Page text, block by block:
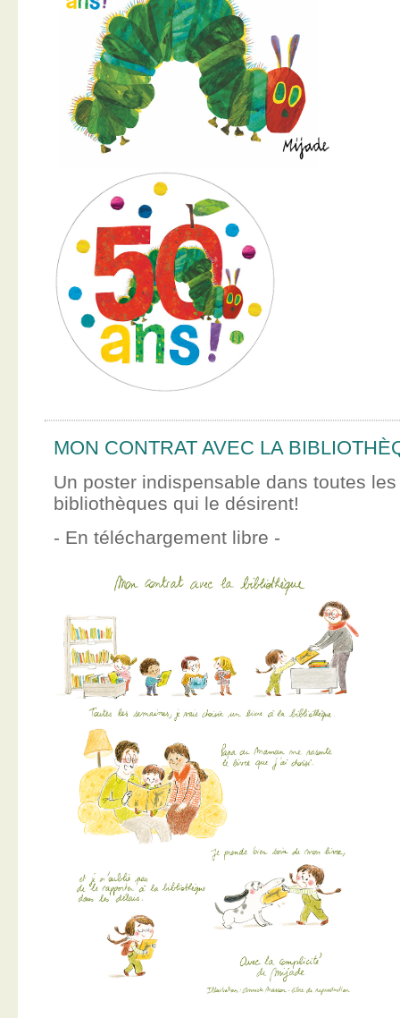
MON CONTRAT AVEC LA
Un poster indispensable dans toutes
bibliothèques qui le désirent!
- En téléchargement libre -